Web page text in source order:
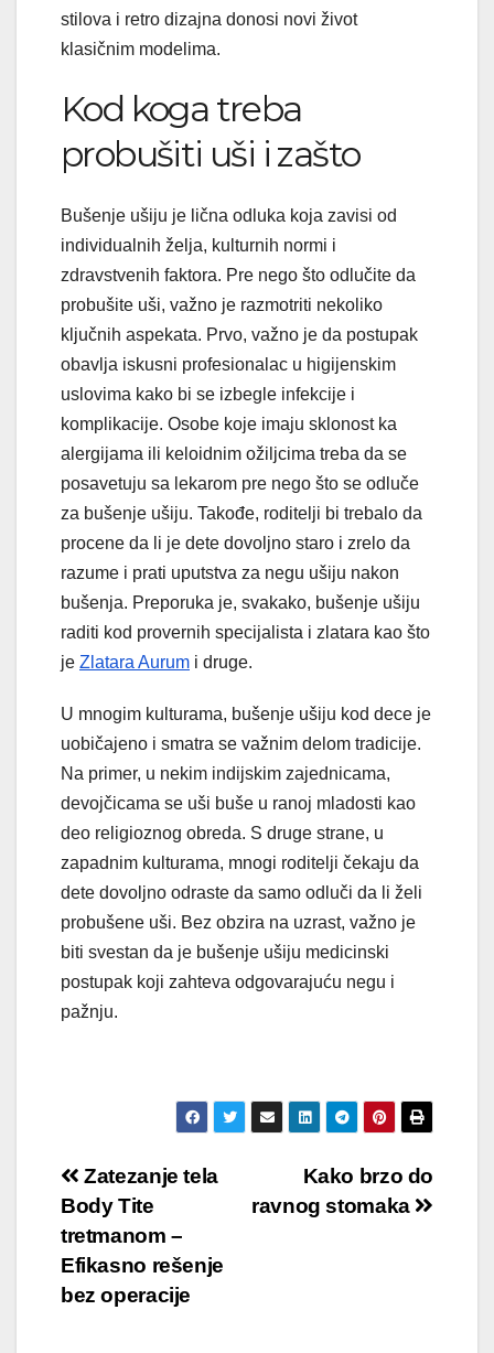
stilova i retro dizajna donosi novi život
klasičnim modelima.
Kod koga treba
probušiti uši i zašto
Bušenje ušiju je lična odluka koja zavisi od
individualnih želja, kulturnih normi i
zdravstvenih faktora. Pre nego što odlučite da
probušite uši, važno je razmotriti nekoliko
ključnih aspekata. Prvo, važno je da postupak
obavlja iskusni profesionalac u higijenskim
uslovima kako bi se izbegle infekcije i
komplikacije. Osobe koje imaju sklonost ka
alergijama ili keloidnim ožiljcima treba da se
posavetuju sa lekarom pre nego što se odluče
za bušenje ušiju. Takođe, roditelji bi trebalo da
procene da li je dete dovoljno staro i zrelo da
razume i prati uputstva za negu ušiju nakon
bušenja. Preporuka je, svakako, bušenje ušiju
raditi kod provernih specijalista i zlatara kao što
je Zlatara Aurum i druge.
U mnogim kulturama, bušenje ušiju kod dece je
uobičajeno i smatra se važnim delom tradicije.
Na primer, u nekim indijskim zajednicama,
devojčicama se uši buše u ranoj mladosti kao
deo religioznog obreda. S druge strane, u
zapadnim kulturama, mnogi roditelji čekaju da
dete dovoljno odraste da samo odluči da li želi
probušene uši. Bez obzira na uzrast, važno je
biti svestan da je bušenje ušiju medicinski
postupak koji zahteva odgovarajuću negu i
pažnju.
Кретање
чланка
Kako brzo do
ravnog stomaka
Zatezanje tela
Body Tite
tretmanom –
Efikasno rešenje
bez operacije